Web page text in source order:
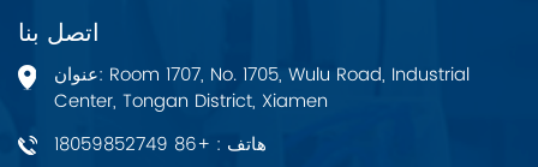
اتصل بنا
عنوان: Room 1707, No. 1705, Wulu Road, Industrial
Center, Tongan District, Xiamen
هاتف : +86 18059852749